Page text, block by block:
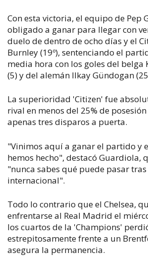
Con esta victoria, el equipo de Pep
obligado a ganar para llegar con
duelo de dentro de ocho días y el
Burnley (19º), sentenciando el
media hora con los goles del belga
(5) y del alemán Ilkay Gündogan
La superioridad 'Citizen' fue
rival en menos del 25% de
apenas tres disparos a puerta.
"Vinimos aquí a ganar el partido y
hemos hecho", destacó Guardiola,
"nunca sabes qué puede pasar
internacional".
Todo lo contrario que el Chelsea,
enfrentarse al Real Madrid el
los cuartos de la 'Champions'
estrepitosamente frente a un
asegura la permanencia.